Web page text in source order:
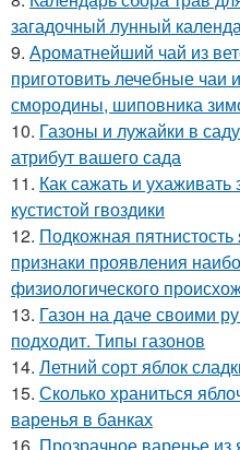
загадочный лунный
9. Ароматнейший чай из
приготовить лечебные чаи
смородины, шиповника
10. Газоны и лужайки в
атрибут вашего сада
11. Как сажать и
кустистой гвоздики
12. Подкожная
признаки проявления
физиологического
13. Газон на даче своими
подходит. Типы газонов
14. Летний сорт яблок
15. Сколько храниться
варенья в банках
16. Прозрачное варенье из